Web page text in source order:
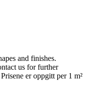
and finishes.
us for further
er oppgitt per 1 m²